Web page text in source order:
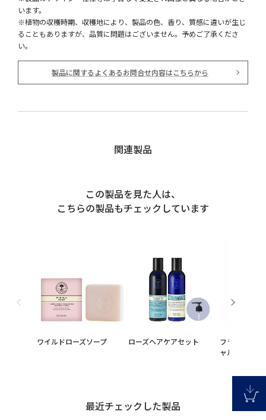
います。
※植物の収穫時期、収穫地により、製品の色、香り、質感に違いが生じ
ることもありますが、品質に問題はございません。予めご了承くださ
い。
製品に関するよくあるお問合せ内容はこちらから
関連製品
この製品を見た人は、
こちらの製品もチェックしています
ワイルドローズソープ ローズヘアケアセット
フランキンセ
ャルウォッシ
最近チェックした製品